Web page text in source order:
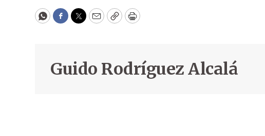
WhatsApp
Facebook
Twitter
EmailCopyPrint
Guido Rodríguez Alcalá